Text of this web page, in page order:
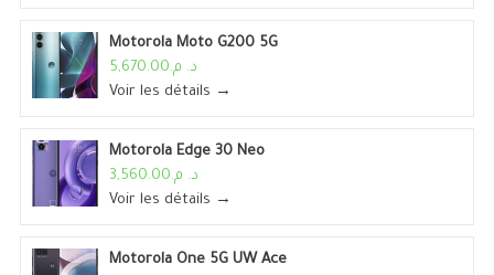
Motorola Moto G200 5G
د. م.5,670.00
Voir les détails →
Motorola Edge 30 Neo
د. م.3,560.00
Voir les détails →
Motorola One 5G UW Ace